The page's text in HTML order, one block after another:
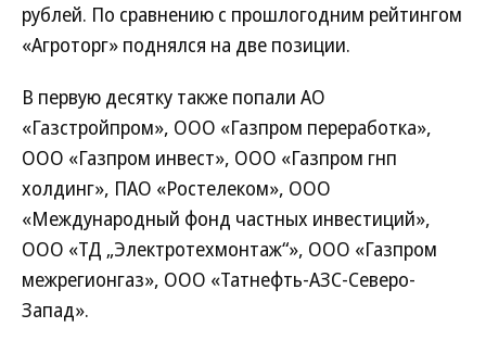
рублей. По сравнению с прошлогодним рейтингом
«Агроторг» поднялся на две позиции.
В первую десятку также попали АО
«Газстройпром», ООО «Газпром переработка»,
ООО «Газпром инвест», ООО «Газпром гнп
холдинг», ПАО «Ростелеком», ООО
«Международный фонд частных инвестиций»,
ООО «ТД „Электротехмонтаж“», ООО «Газпром
межрегионгаз», ООО «Татнефть-АЗС-Северо-
Запад».